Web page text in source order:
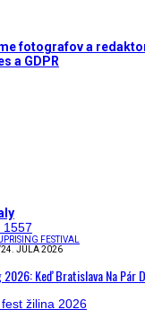
fotografov a
a GDPR
FESTIVAL
24. JÚLA 2026
Keď Bratislava Na Pár